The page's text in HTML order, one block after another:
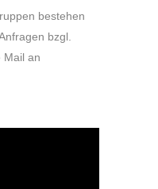
bestehen
bzgl.
Mail an